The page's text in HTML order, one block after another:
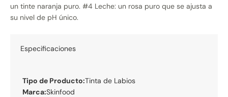
un tinte naranja puro. #4 Leche: un rosa puro que se ajusta a
su nivel de pH único.
Especificaciones
Tipo de Producto:Tinta de Labios
Marca:Skinfood